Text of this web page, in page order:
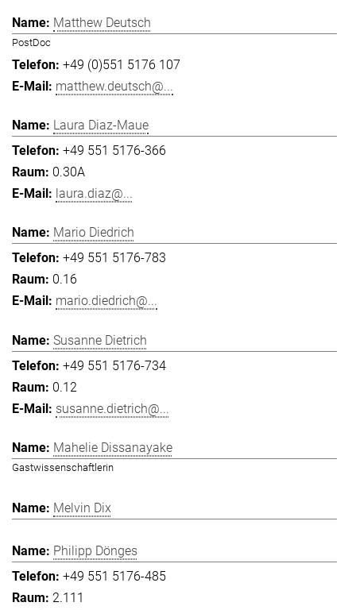
Matthew Deutsch
PostDoc
+49 (0)551 5176 107
matthew.deutsch@...
Laura Diaz-Maue
+49 551 5176-366
0.30A
laura.diaz@...
Mario Diedrich
+49 551 5176-783
0.16
mario.diedrich@...
Susanne Dietrich
+49 551 5176-734
0.12
susanne.dietrich@...
Mahelie Dissanayake
Gastwissenschaftlerin
Melvin Dix
Philipp Dönges
+49 551 5176-485
2.111